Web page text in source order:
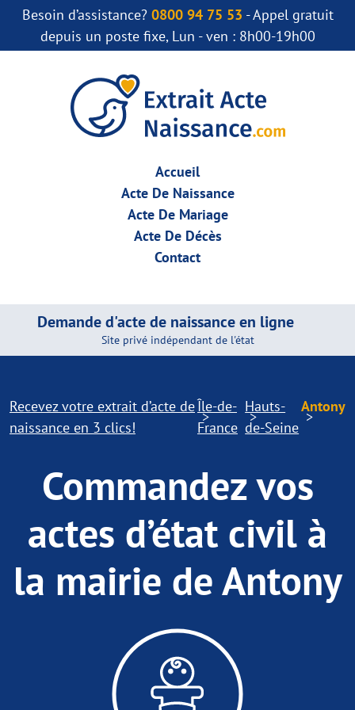
Besoin d’assistance? 0800 94 75 53 - Appel gratuit
depuis un poste fixe, Lun - ven : 8h00-19h00
Accueil
Acte De Naissance
Acte De Mariage
Acte De Décès
Contact
Demande d'acte de naissance en ligne
Site privé indépendant de l'état
Recevez votre extrait d’acte de
naissance en 3 clics!
Île-de-
France
Hauts-
de-Seine
Antony
Commandez vos
actes d’état civil à
la mairie de Antony